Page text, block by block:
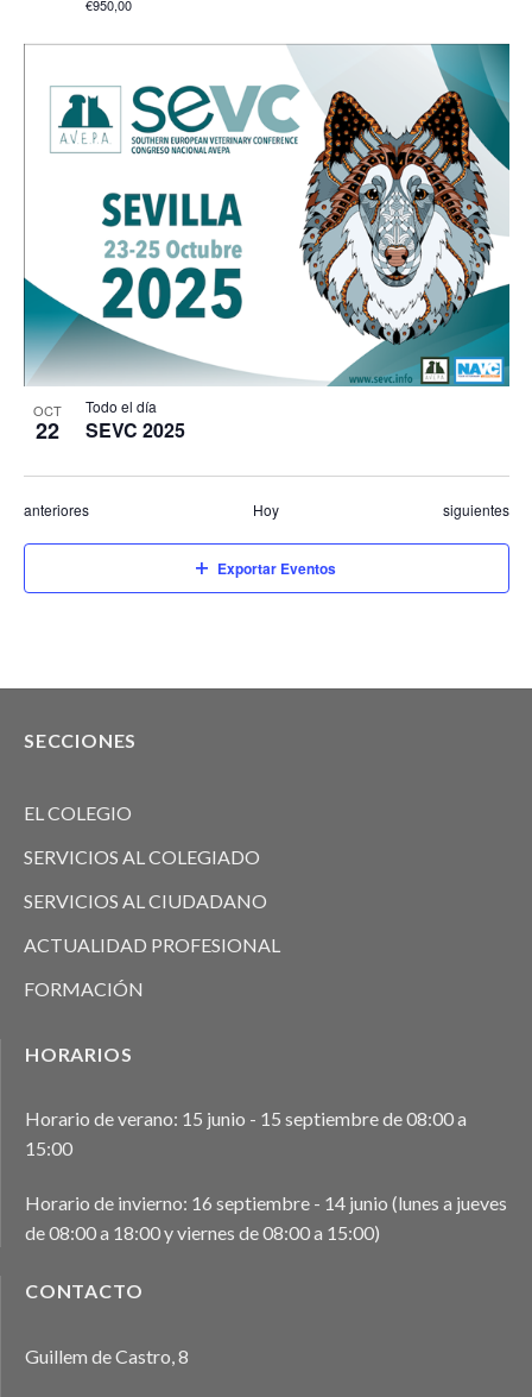
€950,00
OCT
22
Todo el día
SEVC 2025
Eventos
anteriores Hoy Eventos
siguientes
Exportar Eventos
SECCIONES
EL COLEGIO
SERVICIOS AL COLEGIADO
SERVICIOS AL CIUDADANO
ACTUALIDAD PROFESIONAL
FORMACIÓN
HORARIOS
Horario de verano: 15 junio - 15 septiembre de 08:00 a
15:00
Horario de invierno: 16 septiembre - 14 junio (lunes a jueves
de 08:00 a 18:00 y viernes de 08:00 a 15:00)
CONTACTO
Guillem de Castro, 8